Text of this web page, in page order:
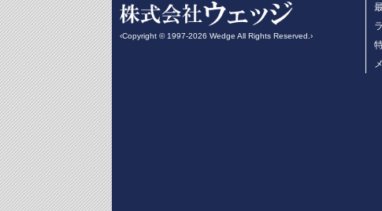
‹Copyright © 1997-2026 Wedge All Rights Reserved.›